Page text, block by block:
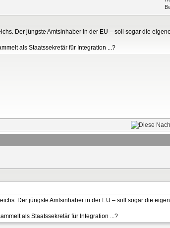
Der jüngste Amtsinhaber in der EU – soll sogar die
als Staatssekretär für Integration ...?
Der jüngste Amtsinhaber in der EU – soll sogar die
als Staatssekretär für Integration ...?